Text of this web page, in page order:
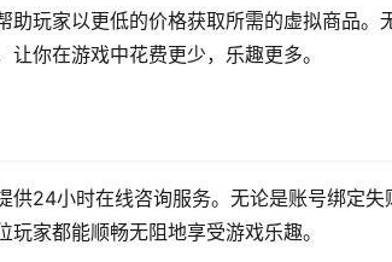
助玩家以更低的价格获取所需的虚拟商品。
你在游戏中花费更少，乐趣更多。
供24小时在线咨询服务。无论是账号绑定失
家都能顺畅无阻地享受游戏乐趣。